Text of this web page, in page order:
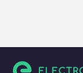
Ukkel